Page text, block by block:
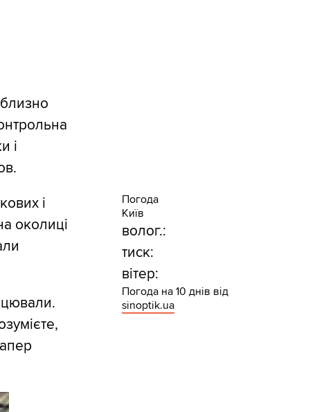
і
і
околиці
Погода
Київ
волог.:
тиск:
вітер:
Погода на 10 днів від
sinoptik.ua